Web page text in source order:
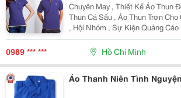
Chuyên May , Thiết Kế Áo Thun
Thun Cá Sấu , Áo Thun Trơn
, Hội Nhóm , Sự Kiện Quảng
Hình Ảnh , Họa Tiết Theo Yêu
Với Thị Trường . Với Đội Ngũ
0989 *** *** Hồ Chí Minh
Áo Thanh Niên Tình Nguyện